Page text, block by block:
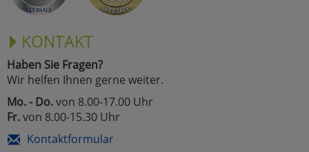
KONTAKT
Haben Sie Fragen?
Wir helfen Ihnen gerne weiter.
Mo. - Do.von 8.00-17.00 Uhr
Fr.von 8.00-15.30 Uhr
Kontaktformular